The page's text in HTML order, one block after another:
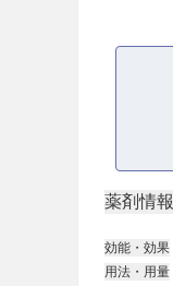
薬剤情報
効能・効果
用法・用量